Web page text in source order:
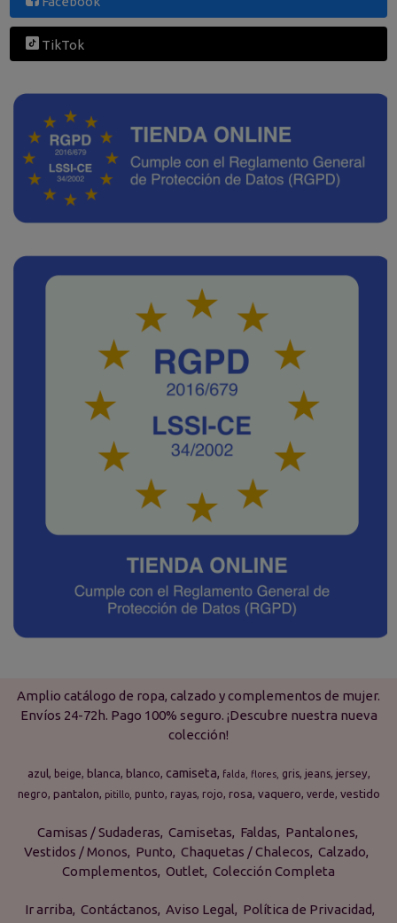
TikTok
Amplio catálogo de ropa, calzado y complementos de mujer.
Envíos 24-72h. Pago 100% seguro. ¡Descubre nuestra nueva
colección!
azul beige blanca blanco camiseta falda flores gris jeans jersey
negro pantalon pitillo punto rayas rojo rosa vaquero verde vestido
Camisas / Sudaderas Camisetas Faldas
Pantalones
Vestidos / Monos
Punto Chaquetas / Chalecos Calzado
Complementos Outlet Colección Completa
Ir arriba Contáctanos Aviso Legal
Política de Privacidad